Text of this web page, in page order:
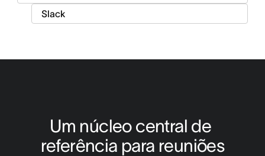
Um núcleo central de
referência para reuniões